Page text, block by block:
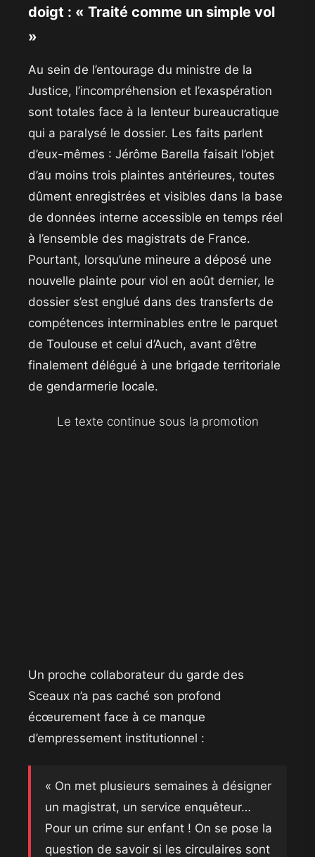
doigt : « Traité comme un simple vol
»
​Au sein de l’entourage du ministre de la
Justice, l’incompréhension et l’exaspération
sont totales face à la lenteur bureaucratique
qui a paralysé le dossier. Les faits parlent
d’eux-mêmes : Jérôme Barella faisait l’objet
d’au moins trois plaintes antérieures, toutes
dûment enregistrées et visibles dans la base
de données interne accessible en temps réel
à l’ensemble des magistrats de France.
Pourtant, lorsqu’une mineure a déposé une
nouvelle plainte pour viol en août dernier, le
dossier s’est englué dans des transferts de
compétences interminables entre le parquet
de Toulouse et celui d’Auch, avant d’être
finalement délégué à une brigade territoriale
de gendarmerie locale.
Le texte continue sous la promotion
​Un proche collaborateur du garde des
Sceaux n’a pas caché son profond
écœurement face à ce manque
d’empressement institutionnel :
​« On met plusieurs semaines à désigner
un magistrat, un service enquêteur…
Pour un crime sur enfant ! On se pose la
question de savoir si les circulaires sont